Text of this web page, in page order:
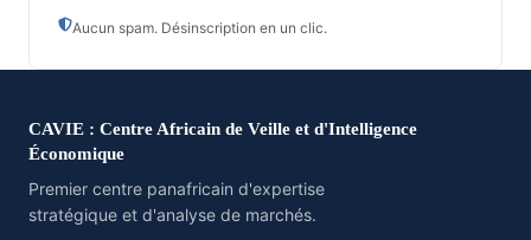
Aucun spam. Désinscription en un clic.
CAVIE : Centre Africain de Veille et d'Intelligence
Économique
Premier centre panafricain d'expertise
stratégique et d'analyse de marchés.